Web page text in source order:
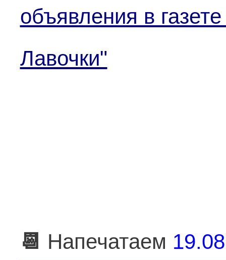
объявления в
Лавочки"
📆 Напечатаем